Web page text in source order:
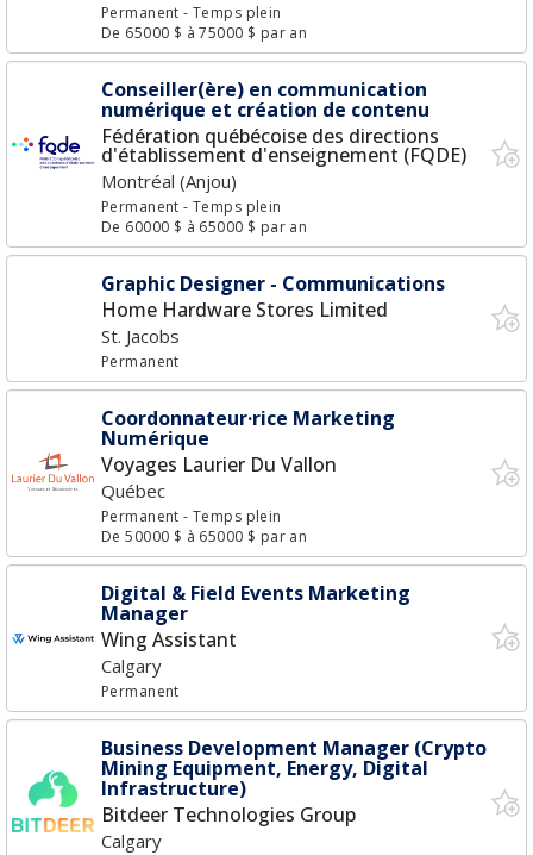
Permanent- Temps plein
De 65000 $ à 75000 $ par an
Conseiller(ère) en communication
numérique et création de contenu
Fédération québécoise des directions
d'établissement d'enseignement (FQDE)
Montréal (Anjou)
Permanent- Temps plein
De 60000 $ à 65000 $ par an
Graphic Designer - Communications
Home Hardware Stores Limited
St. Jacobs
Permanent
Coordonnateur·rice Marketing
Numérique
Voyages Laurier Du Vallon
Québec
Permanent- Temps plein
De 50000 $ à 65000 $ par an
Digital & Field Events Marketing
Manager
Wing Assistant
Calgary
Permanent
Business Development Manager (Crypto
Mining Equipment, Energy, Digital
Infrastructure)
Bitdeer Technologies Group
Calgary